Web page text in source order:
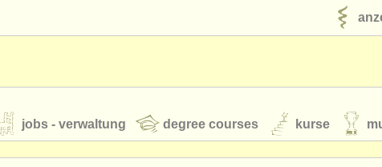
jobs - verwaltung degree courses kurse